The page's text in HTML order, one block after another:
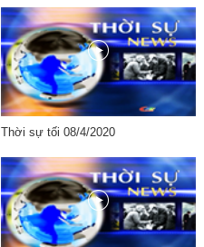
Thời sự tối 08/4/2020